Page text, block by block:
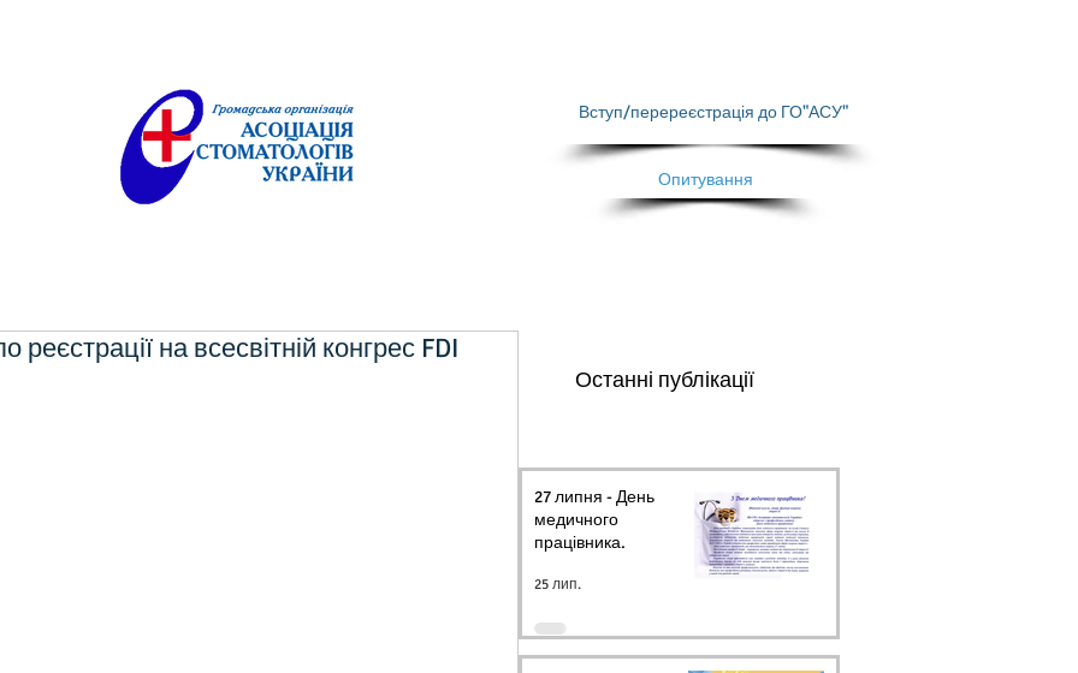
Опитування
на всесвітній конгрес FDI
Останні публікації
27 липня - День
медичного
працівника.
25 лип.
Вступ/перереєстрація до ГО"АСУ"